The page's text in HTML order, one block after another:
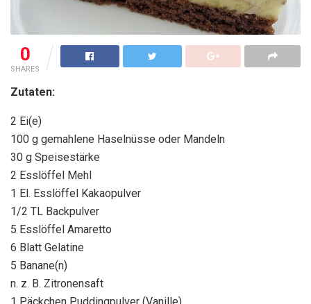
0
SHARES
Zutaten:
2 Ei(e)
100 g gemahlene Haselnüsse oder Mandeln
30 g Speisestärke
2 Esslöffel Mehl
1 El. Esslöffel Kakaopulver
1/2 TL Backpulver
5 Esslöffel Amaretto
6 Blatt Gelatine
5 Banane(n)
n. z. B. Zitronensaft